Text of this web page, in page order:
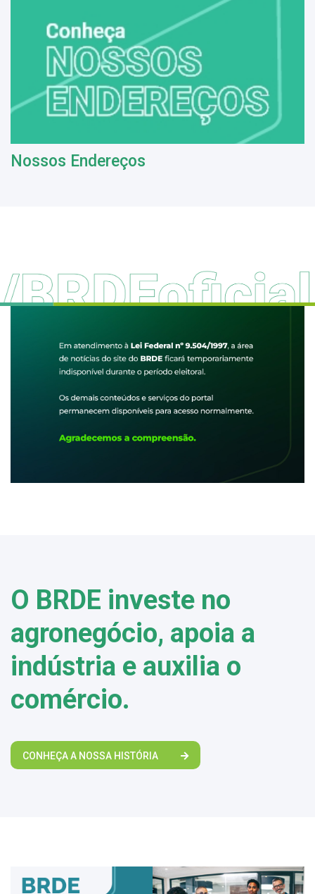
Nossos Endereços
O BRDE investe no
agronegócio, apoia a
indústria e auxilia o
comércio.
CONHEÇA A NOSSA HISTÓRIA